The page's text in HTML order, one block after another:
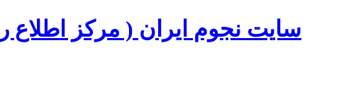
سایت نجوم ایران ( مرکز